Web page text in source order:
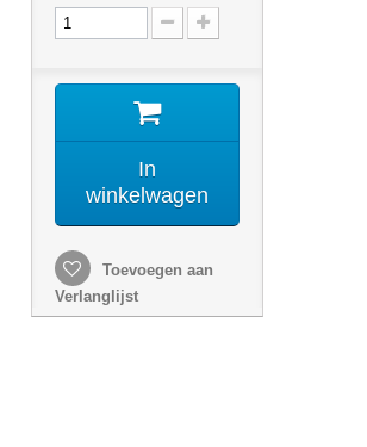
In
winkelwagen
Toevoegen aan
Verlanglijst